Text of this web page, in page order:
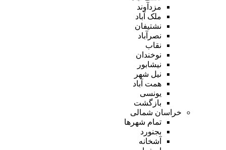
مزدآوند
ملک آباد
نشتیفان
نصرآباد
نقاب
نوخندان
نیشابور
نیل شهر
همت آباد
یونسی
بازگشت
خراسان شمالی
تمام شهر‌ها
بجنورد
آشخانه